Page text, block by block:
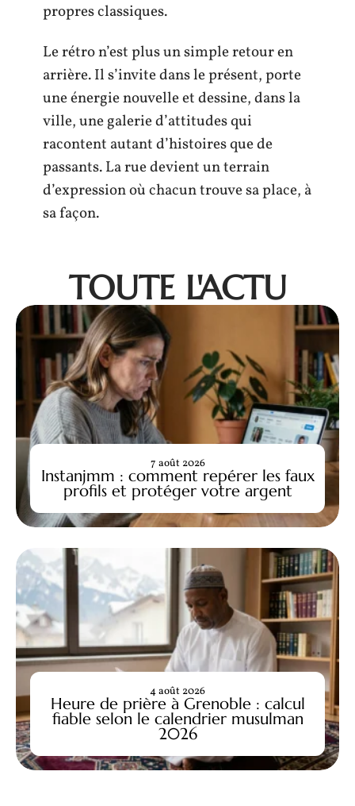
propres classiques.
Le rétro n’est plus un simple retour en
arrière. Il s’invite dans le présent, porte
une énergie nouvelle et dessine, dans la
ville, une galerie d’attitudes qui
racontent autant d’histoires que de
passants. La rue devient un terrain
d’expression où chacun trouve sa place, à
sa façon.
TOUTE L'ACTU
Instanjmm : comment repérer les faux
profils et protéger votre argent
7 août 2026
Heure de prière à Grenoble : calcul
fiable selon le calendrier musulman
2026
4 août 2026